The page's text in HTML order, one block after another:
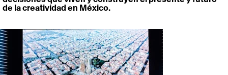
de la creatividad en México.